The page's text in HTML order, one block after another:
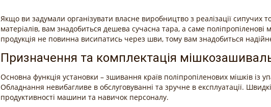
Якщо ви задумали організувати власне виробництво з реалізації сипучих
матеріалів, вам знадобиться дешева сучасна тара, а саме поліпропіленові
продукція не повинна висипатись через шви, тому вам знадобиться
Призначення та комплектація
Основна функція установки – зшивання країв поліпропіленових мішків із
Обладнання невибагливе в обслуговуванні та зручне в експлуатації.
продуктивності машини та навичок персоналу.